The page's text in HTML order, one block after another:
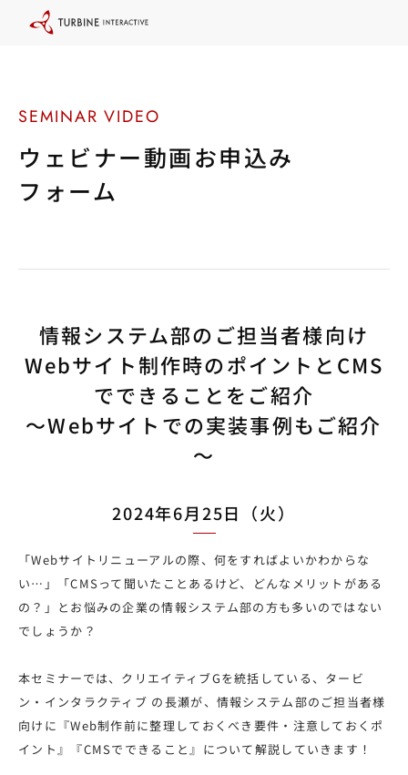
ウェビナー動画お申込み
フォーム
情報システム部のご担当者様向け
Webサイト制作時のポイントとCMS
でできることをご紹介
～Webサイトでの実装事例もご紹介
～
2024年6月25日（火）
「Webサイトリニューアルの際、何をすればよいかわからな
い…」「CMSって聞いたことあるけど、どんなメリットがある
の？」とお悩みの企業の情報システム部の方も多いのではない
でしょうか？
本セミナーでは、クリエイティブGを統括している、タービ
ン・インタラクティブ の長瀬が、情報システム部のご担当者様
向けに『Web制作前に整理しておくべき要件・注意しておくポ
イント』『CMSでできること』について解説していきます！